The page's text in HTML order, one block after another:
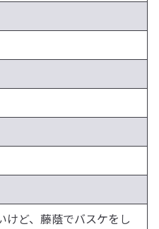
けど、藤蔭でバスケをし